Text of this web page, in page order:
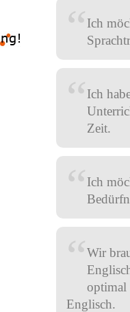
“Ich
“Ich
Zeit.
“Ich
“Wir
optimal
Englisch.